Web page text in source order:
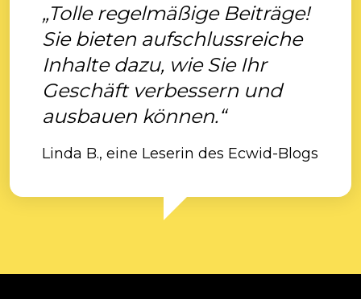
„Tolle regelmäßige Beiträge!
Sie bieten aufschlussreiche
Inhalte dazu, wie Sie Ihr
Geschäft verbessern und
ausbauen können.“
Linda B., eine Leserin des Ecwid-Blogs